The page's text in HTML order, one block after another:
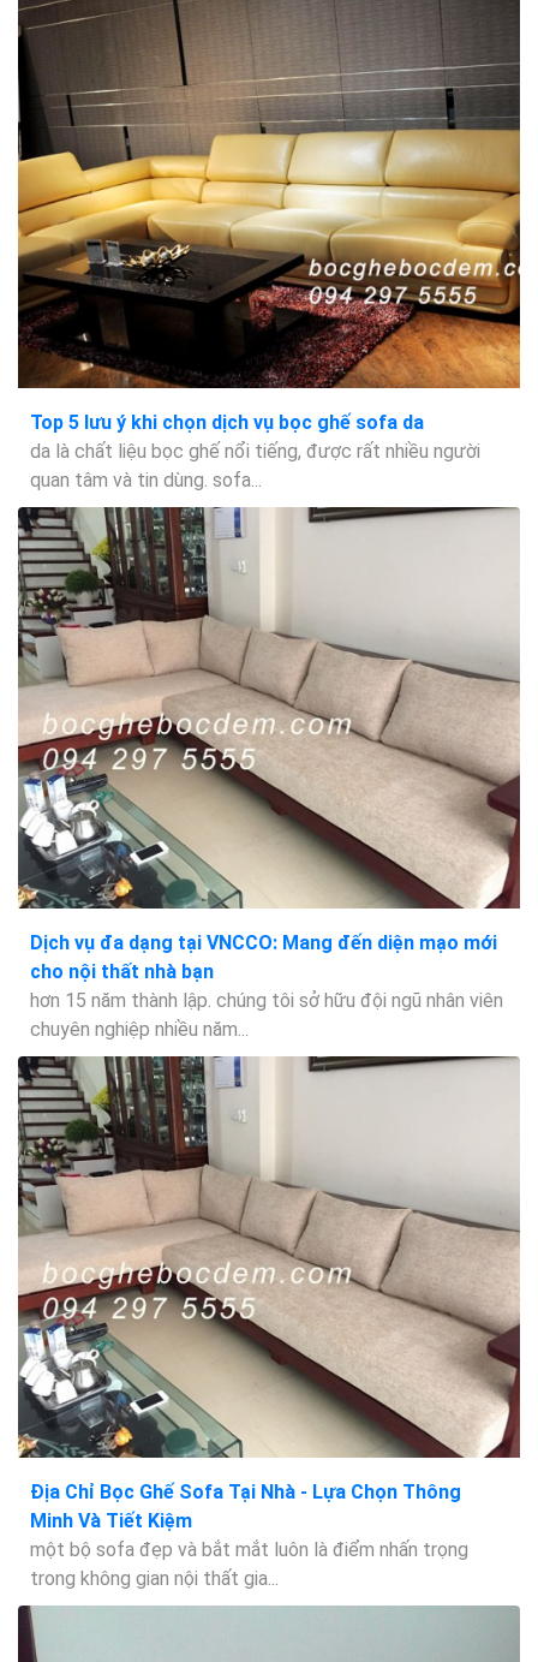
Top 5 lưu ý khi chọn dịch vụ bọc ghế sofa da
da là chất liệu bọc ghế nổi tiếng, được rất nhiều người
quan tâm và tin dùng. sofa...
Dịch vụ đa dạng tại VNCCO: Mang đến diện mạo mới
cho nội thất nhà bạn
hơn 15 năm thành lập. chúng tôi sở hữu đội ngũ nhân viên
chuyên nghiệp nhiều năm...
Địa Chỉ Bọc Ghế Sofa Tại Nhà - Lựa Chọn Thông
Minh Và Tiết Kiệm
một bộ sofa đẹp và bắt mắt luôn là điểm nhấn trọng
trong không gian nội thất gia...